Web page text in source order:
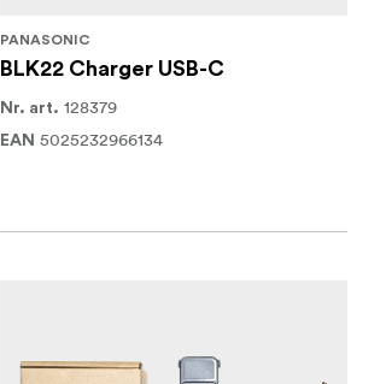
PANASONIC
BLK22 Charger USB-C
Nr. art. 128379
EAN 5025232966134